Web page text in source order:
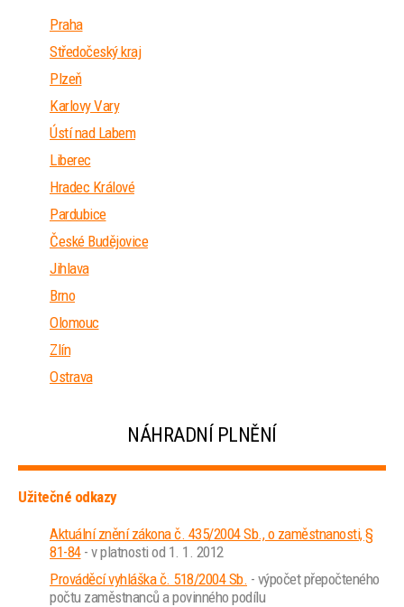
Praha
Středočeský kraj
Plzeň
Karlovy Vary
Ústí nad Labem
Liberec
Hradec Králové
Pardubice
České Budějovice
Jihlava
Brno
Olomouc
Zlín
Ostrava
NÁHRADNÍ PLNĚNÍ
Užitečné odkazy
Aktuální znění zákona č. 435/2004 Sb., o zaměstnanosti, §
81-84- v platnosti od 1. 1. 2012
Prováděcí vyhláška č. 518/2004 Sb. - výpočet přepočteného
počtu zaměstnanců a povinného podílu